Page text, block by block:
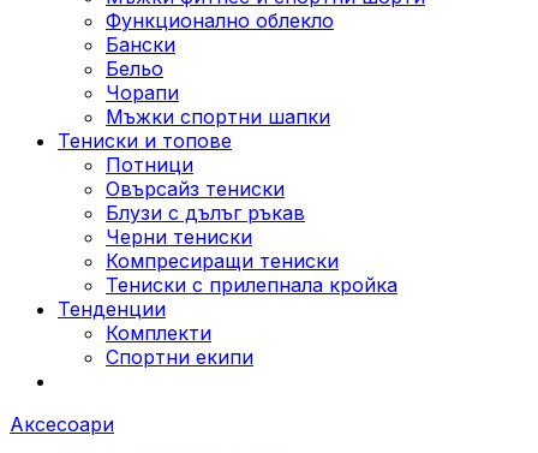
Функционално облекло
Бански
Бельо
Чорапи
Mъжки спортни шапки
Тениски и топове
Потници
Овърсайз тениски
Блузи с дълъг ръкав
Черни тениски
Компресиращи тениски
Тениски с прилепнала кройка
Тенденции
Комплекти
Спортни екипи
Аксесоари